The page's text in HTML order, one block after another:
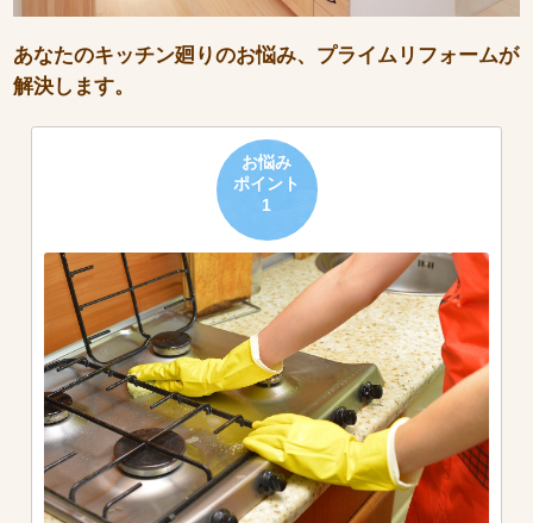
あなたのキッチン廻りのお悩み、プライムリフォームが
解決します。
お悩み
ポイント
1